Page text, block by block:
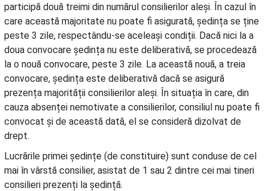
participă două treimi din numărul consilierilor aleși. În cazul în
care această majoritate nu poate fi asigurată, ședința se ține
peste 3 zile, respectându-se aceleași condiții. Dacă nici la a
doua convocare ședința nu este deliberativă, se procedează
la o nouă convocare, peste 3 zile. La această nouă, a treia
convocare, ședința este deliberativă dacă se asigură
prezența majorității consilierilor aleși. În situația în care, din
cauza absenței nemotivate a consilierilor, consiliul nu poate fi
convocat și de această dată, el se consideră dizolvat de
drept.
Lucrările primei ședințe (de constituire) sunt conduse de cel
mai în vârstă consilier, asistat de 1 sau 2 dintre cei mai tineri
consilieri prezenți la ședință.